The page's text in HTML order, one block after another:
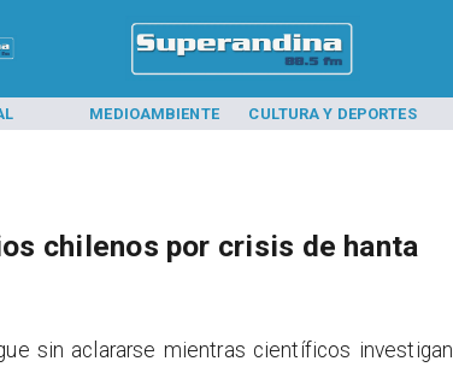
MEDIOAMBIENTE CULTURA Y DEPORTES
chilenos por crisis de hanta
sin aclararse mientras científicos investigan